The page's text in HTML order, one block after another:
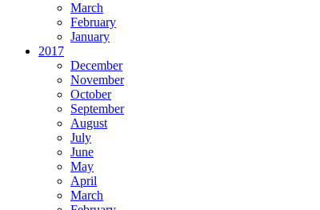
March
February
January
2017
December
November
October
September
August
July
June
May
April
March